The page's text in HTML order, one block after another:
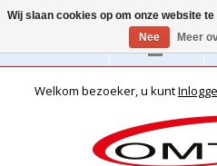
Nederlands
Welkom bezoeker, u kunt
Wij slaan cookies op om onze website
Nee
Meer